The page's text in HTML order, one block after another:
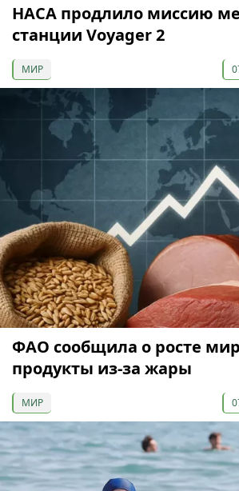
НАСА продлило миссию
станции Voyager 2
МИР
ФАО сообщила о росте
продукты из-за жары
МИР